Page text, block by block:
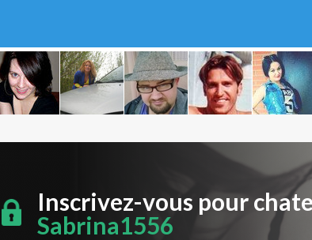
Inscrivez-vous pour
Sabrina1556